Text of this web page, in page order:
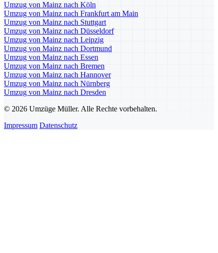
Umzug von Mainz nach Köln
Umzug von Mainz nach Frankfurt am Main
Umzug von Mainz nach Stuttgart
Umzug von Mainz nach Düsseldorf
Umzug von Mainz nach Leipzig
Umzug von Mainz nach Dortmund
Umzug von Mainz nach Essen
Umzug von Mainz nach Bremen
Umzug von Mainz nach Hannover
Umzug von Mainz nach Nürnberg
Umzug von Mainz nach Dresden
© 2026 Umzüge Müller. Alle Rechte vorbehalten.
Impressum Datenschutz